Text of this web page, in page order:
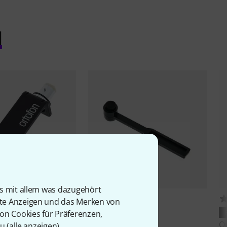
mit allem was dazugehört
Anzeigen und das Merken von
Cookies für Präferenzen,
12
SH 4 BK
PASST GARANTIERT